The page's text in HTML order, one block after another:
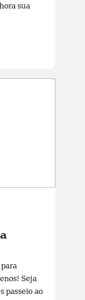
sua
Seja
passeio ao